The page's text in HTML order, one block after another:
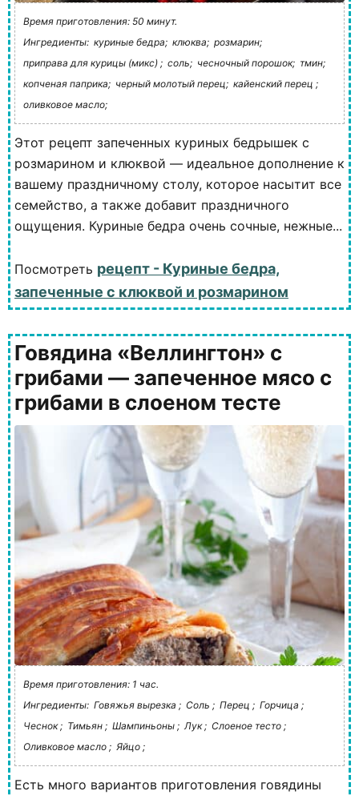
Время приготовления: 50 минут.
Ингредиенты: куриные бедра; клюква; розмарин;
приправа для курицы (микс) ; соль; чесночный порошок; тмин;
копченая паприка; черный молотый перец; кайенский перец ;
оливковое масло;
Этот рецепт запеченных куриных бедрышек с
розмарином и клюквой — идеальное дополнение к
вашему праздничному столу, которое насытит все
семейство, а также добавит праздничного
ощущения. Куриные бедра очень сочные, нежные...
Посмотреть рецепт - Куриные бедра,
запеченные с клюквой и розмарином
Говядина «Веллингтон» с
грибами — запеченное мясо с
грибами в слоеном тесте
Время приготовления: 1 час.
Ингредиенты: Говяжья вырезка ; Соль ; Перец ; Горчица ;
Чеснок ; Тимьян ; Шампиньоны ; Лук ; Слоеное тесто ;
Оливковое масло ; Яйцо ;
Есть много вариантов приготовления говядины